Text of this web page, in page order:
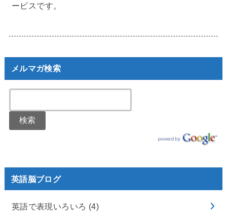
ービスです。
メルマガ検索
英語脳ブログ
英語で表現いろいろ (4)